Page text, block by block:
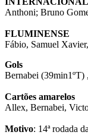
Anthoni; Bruno
FLUMINENSE
Fábio, Samuel
Gols
Bernabei
Cartões amarelos
Allex, Bernabei,
Motivo: 14ª rodada